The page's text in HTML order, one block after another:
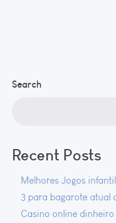
Search
Recent Posts
Melhores Jogos
3 para bagarote atual
Casino online